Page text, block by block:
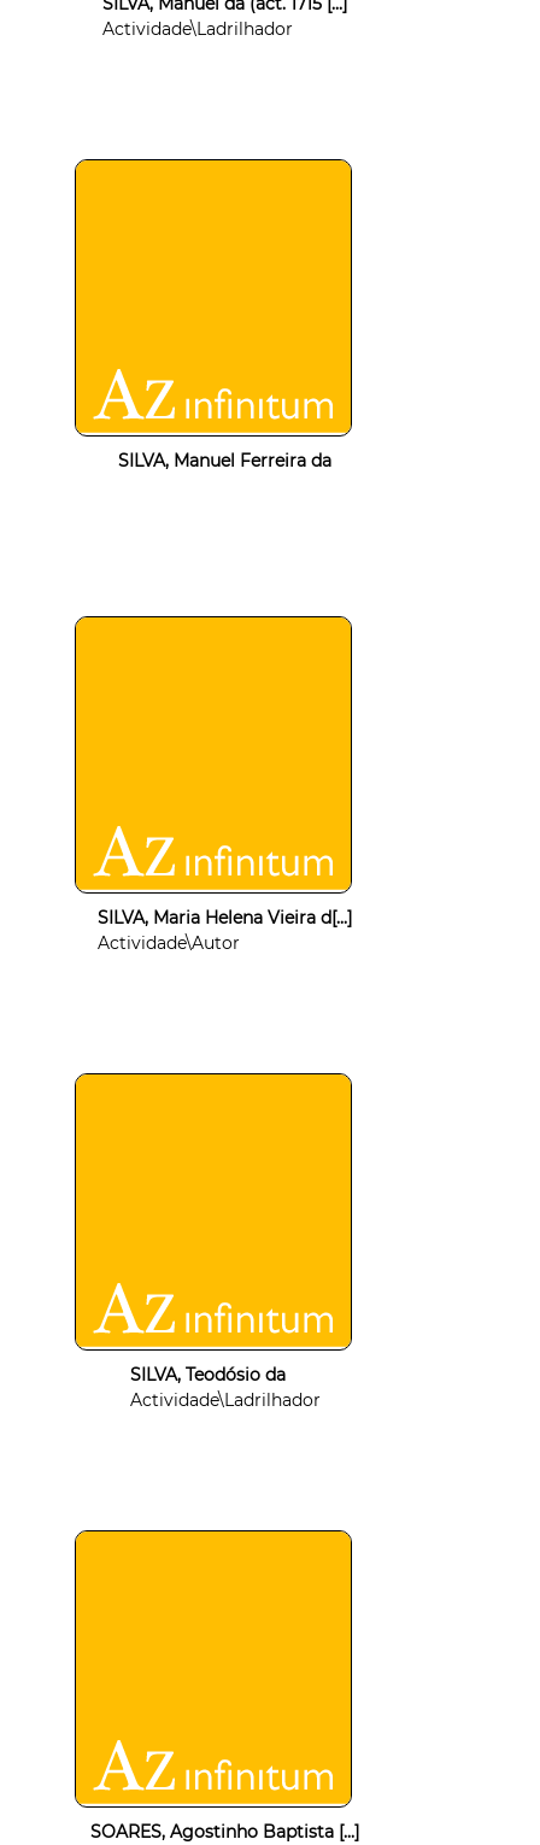
Actividade\Ladrilhador
SILVA, Manuel Ferreira da
SILVA, Maria Helena Vieira d[...]
Actividade\Autor
SILVA, Teodósio da
Actividade\Ladrilhador
SOARES, Agostinho Baptista [...]